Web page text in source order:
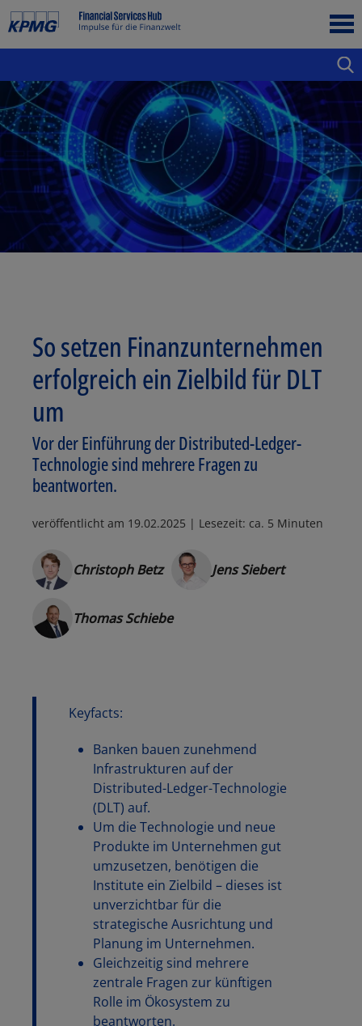
So setzen Finanzunternehmen
erfolgreich ein Zielbild für DLT
um
Vor der Einführung der Distributed-Ledger-
Technologie sind mehrere Fragen zu
beantworten.
veröffentlicht am 19.02.2025 | Lesezeit: ca. 5 Minuten
Christoph Betz Jens Siebert
Thomas Schiebe
Keyfacts:
Banken bauen zunehmend
Infrastrukturen auf der
Distributed-Ledger-Technologie
(DLT) auf.
Um die Technologie und neue
Produkte im Unternehmen gut
umzusetzen, benötigen die
Institute ein Zielbild – dieses ist
unverzichtbar für die
strategische Ausrichtung und
Planung im Unternehmen.
Gleichzeitig sind mehrere
zentrale Fragen zur künftigen
Rolle im Ökosystem zu
beantworten.